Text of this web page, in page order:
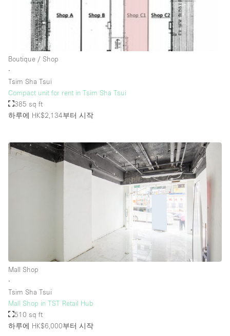
Rooftop / Terrace
Security System
Smoking Area
Sound & Video Equipment
Soundproof
Stock Room
Street Level
Terrace
Window Display
층 / 접근성:
1층 앞마당
위치한 거리
Boutique / Shop
∙
Tsim Sha Tsui
Compact unit for rent in Tsim Sha Tsui
385 sq ft
하루에 HK$2,134부터 시작
Mall Shop
∙
Tsim Sha Tsui
Mall Shop in TST Retail Hub
510 sq ft
하루에 HK$6,000부터 시작